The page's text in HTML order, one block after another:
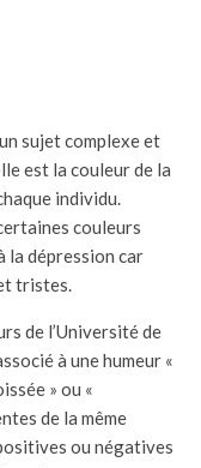
sujet complexe et
est la couleur de la
individu.
couleurs
la dépression car
tristes.
de l’Université de
à une humeur «
» ou «
de la même
ou négatives